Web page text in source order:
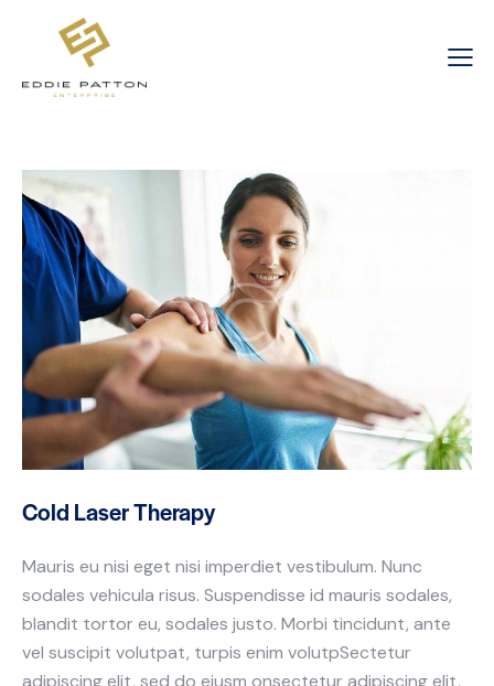
Cold Laser Therapy
Mauris eu nisi eget nisi imperdiet vestibulum. Nunc
sodales vehicula risus. Suspendisse id mauris sodales,
blandit tortor eu, sodales justo. Morbi tincidunt, ante
vel suscipit volutpat, turpis enim volutpSectetur
adipiscing elit, sed do eiusm onsectetur adipiscing elit,